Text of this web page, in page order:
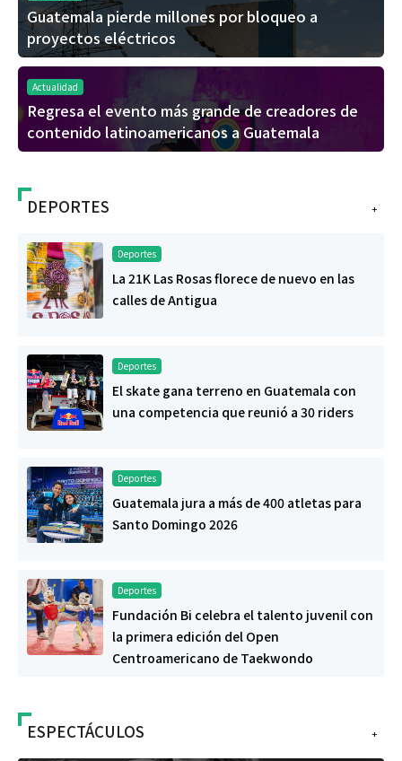
Guatemala pierde millones por bloqueo a
proyectos eléctricos
Actualidad
Regresa el evento más grande de creadores de
contenido latinoamericanos a Guatemala
+
DEPORTES
Deportes
La 21K Las Rosas florece de nuevo en las
calles de Antigua
Deportes
El skate gana terreno en Guatemala con
una competencia que reunió a 30 riders
Deportes
Guatemala jura a más de 400 atletas para
Santo Domingo 2026
Deportes
Fundación Bi celebra el talento juvenil con
la primera edición del Open
Centroamericano de Taekwondo
+
ESPECTÁCULOS